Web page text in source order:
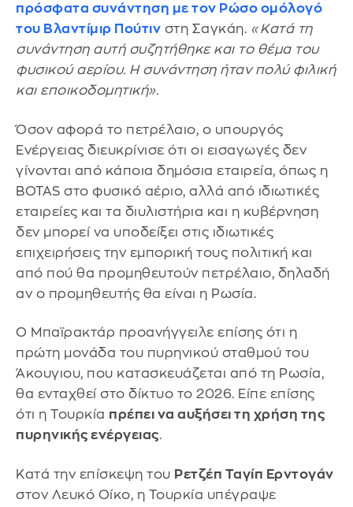
πρόσφατα συνάντηση με τον Ρώσο ομόλογό
του Βλαντίμιρ Πούτιν στη Σαγκάη. «Κατά τη
συνάντηση αυτή συζητήθηκε και το θέμα του
φυσικού αερίου. Η συνάντηση ήταν πολύ φιλική
και εποικοδομητική».
Όσον αφορά το πετρέλαιο, ο υπουργός
Ενέργειας διευκρίνισε ότι οι εισαγωγές δεν
γίνονται από κάποια δημόσια εταιρεία, όπως η
BOTAS στο φυσικό αέριο, αλλά από ιδιωτικές
εταιρείες και τα διυλιστήρια και η κυβέρνηση
δεν μπορεί να υποδείξει στις ιδιωτικές
επιχειρήσεις την εμπορική τους πολιτική και
από πού θα προμηθευτούν πετρέλαιο, δηλαδή
αν ο προμηθευτής θα είναι η Ρωσία.
Ο Μπαϊρακτάρ προανήγγειλε επίσης ότι η
πρώτη μονάδα του πυρηνικού σταθμού του
Άκουγιου, που κατασκευάζεται από τη Ρωσία,
θα ενταχθεί στο δίκτυο το 2026. Είπε επίσης
ότι η Τουρκία πρέπει να αυξήσει τη χρήση της
πυρηνικής ενέργειας.
Κατά την επίσκεψη του Ρετζέπ Ταγίπ Ερντογάν
στον Λευκό Οίκο, η Τουρκία υπέγραψε